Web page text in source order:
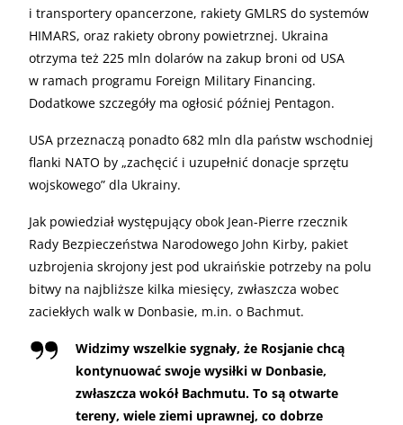
i transportery opancerzone, rakiety GMLRS do systemów
HIMARS, oraz rakiety obrony powietrznej. Ukraina
otrzyma też 225 mln dolarów na zakup broni od USA
w ramach programu Foreign Military Financing.
Dodatkowe szczegóły ma ogłosić później Pentagon.
USA przeznaczą ponadto 682 mln dla państw wschodniej
flanki NATO by „zachęcić i uzupełnić donacje sprzętu
wojskowego” dla Ukrainy.
Jak powiedział występujący obok Jean-Pierre rzecznik
Rady Bezpieczeństwa Narodowego John Kirby, pakiet
uzbrojenia skrojony jest pod ukraińskie potrzeby na polu
bitwy na najbliższe kilka miesięcy, zwłaszcza wobec
zaciekłych walk w Donbasie, m.in. o Bachmut.
Widzimy wszelkie sygnały, że Rosjanie chcą
kontynuować swoje wysiłki w Donbasie,
zwłaszcza wokół Bachmutu. To są otwarte
tereny, wiele ziemi uprawnej, co dobrze